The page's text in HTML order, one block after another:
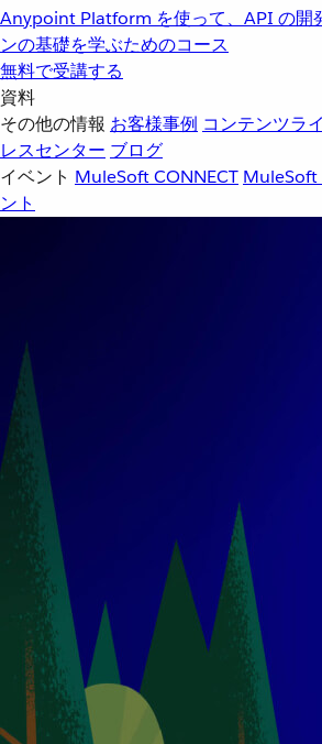
Anypoint Platform を使って、API の開
ンの基礎を学ぶためのコース
無料で受講する
資料
その他の情報 お客様事例 コンテンツラ
レスセンター ブログ
イベント MuleSoft CONNECT
ント